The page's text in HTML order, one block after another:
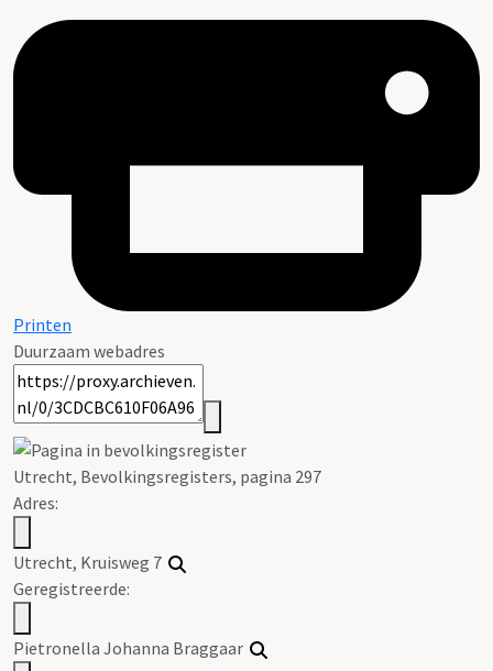
Printen
Duurzaam webadres
Utrecht, Bevolkingsregisters, pagina 297
Adres:
Utrecht, Kruisweg 7
Geregistreerde:
Pietronella Johanna Braggaar